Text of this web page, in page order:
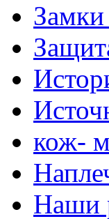
кож-
Наши